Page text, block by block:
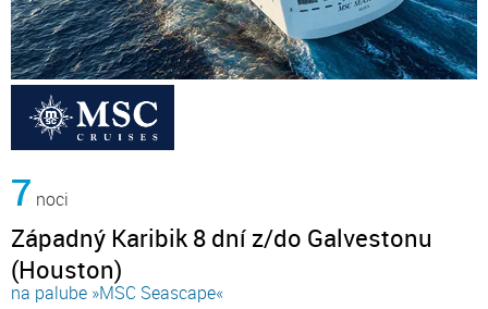
7 noci
Západný Karibik 8 dní z/do Galvestonu
(Houston)
na palube »MSC Seascape«